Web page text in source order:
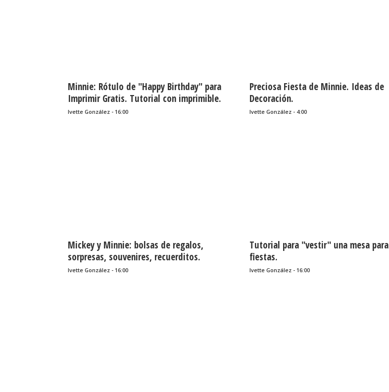
Minnie: Rótulo de "Happy Birthday" para
Imprimir Gratis. Tutorial con imprimible.
Ivette González - 16:00
Preciosa Fiesta de Minnie. Ideas de
Decoración.
Ivette González - 4:00
Mickey y Minnie: bolsas de regalos,
sorpresas, souvenires, recuerditos.
Ivette González - 16:00
Tutorial para "vestir" una mesa para
fiestas.
Ivette González - 16:00